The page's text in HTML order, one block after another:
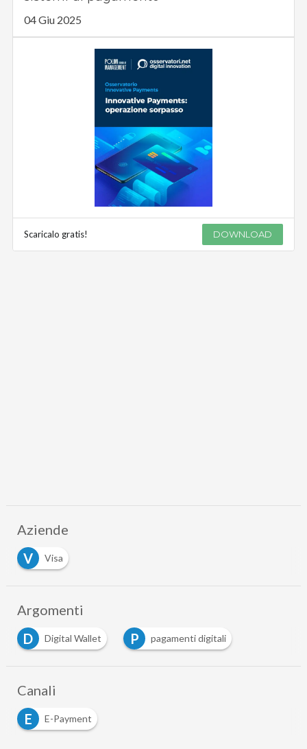
04 Giu 2025
Scaricalo gratis! DOWNLOAD
Aziende
V
Visa
Argomenti
D
Digital Wallet P pagamenti digitali
Canali
E
E-Payment